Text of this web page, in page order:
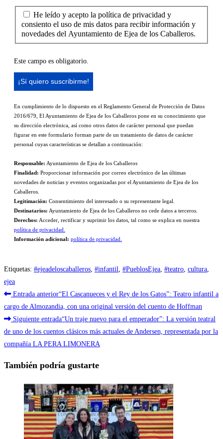
He leído y acepto la política de privacidad y
consiento el uso de mis datos para recibir información y
novedades del Ayuntamiento de Ejea de los Caballeros.
Este campo es obligatorio.
En cumplimiento de lo dispuesto en el Reglamento General de Protección de Datos
2016/679, El Ayuntamiento de Ejea de los Caballeros pone en su conocimiento que
su dirección electrónica, así como otros datos de carácter personal que puedan
figurar en este formulario forman parte de un tratamiento de datos de carácter
personal cuyas características se detallan a continuación:
Responsable: Ayuntamiento de Ejea de los Caballeros
Finalidad: Proporcionar información por correo electrónico de las últimas
novedades de noticias y eventos organizadas por el Ayuntamiento de Ejea de los
Caballeros.
Legitimación: Consentimiento del interesado o su representante legal.
Destinatarios: Ayuntamiento de Ejea de los Caballeros no cede datos a terceros.
Derechos: Acceder, rectificar y suprimir los datos, tal como se explica en nuestra
política de privacidad.
Información adicional: política de privacidad.
Etiquetas: #ejeadeloscaballeros #infantil #PueblosEjea #teatro cultura
ejea
Leer
más
artículos
Entrada anterior“El Cascanueces y el Rey de los Gatos”: Teatro infantil a
cargo de Almozandia, con una original versión del cuento de Hoffman
Siguiente entrada“Un traje nuevo para el emperador”: La versión teatral
de uno de los cuentos clásicos más actuales de Andersen, representada por la
compañía LA PERA LIMONERA
También podría gustarte